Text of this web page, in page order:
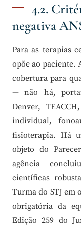
4.2.
negativa
Para as terapias
opõe ao paciente.
cobertura para
— não há,
Denver,
individual,
fisioterapia. Há
objeto do
agência
científicas
Turma do STJ em
obrigatória da
Edição 259 do